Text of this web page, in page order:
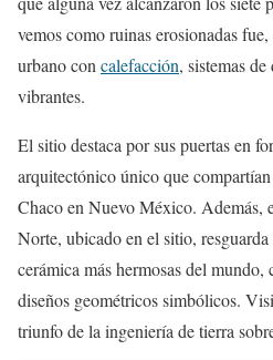
vemos como ruinas erosionadas
urbano con calefacción, sistemas
vibrantes.
El sitio destaca por sus puertas en
arquitectónico único que
Chaco en Nuevo México. Además,
Norte, ubicado en el sitio,
cerámica más hermosas del
diseños geométricos simbólicos.
triunfo de la ingeniería de tierra